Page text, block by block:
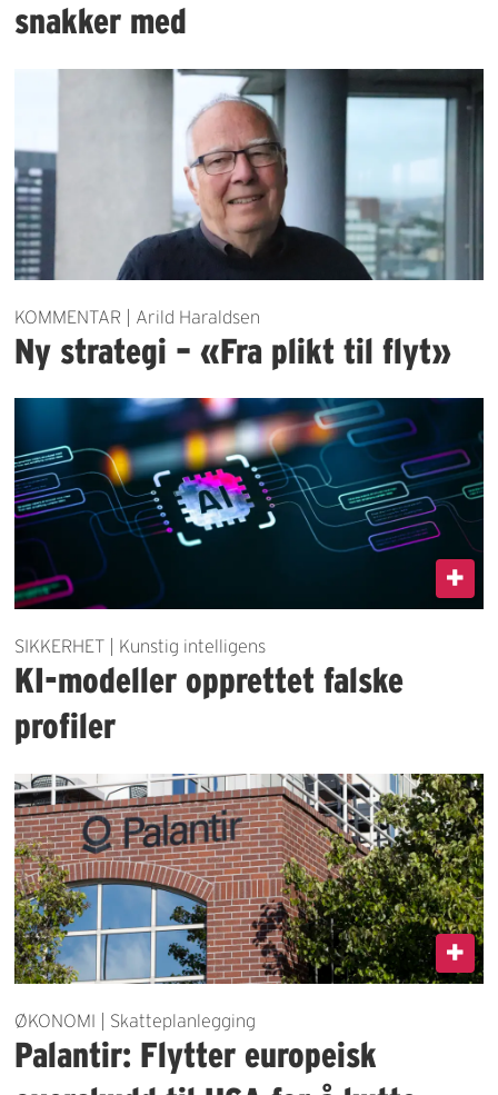
snakker med
KOMMENTAR | Arild Haraldsen
Ny strategi – «Fra plikt til flyt»
SIKKERHET | Kunstig intelligens
KI-modeller opprettet falske
profiler
ØKONOMI | Skatteplanlegging
Palantir: Flytter europeisk